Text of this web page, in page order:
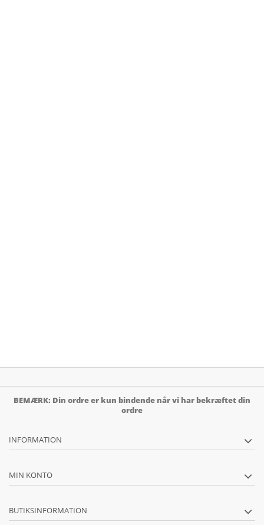
BEMÆRK: Din ordre er kun bindende når vi har bekræftet din
ordre
INFORMATION
MIN KONTO
BUTIKSINFORMATION